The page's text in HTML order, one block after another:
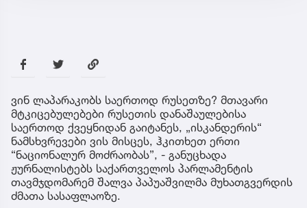
ვინ ლაპარაკობს საერთოდ რუსეთზე? მთავარი
მტკიცებულებები რუსეთის დანაშაულებისა
საერთოდ ქვეყნიდან გაიტანეს, „ისკანდერის“
ნამსხვრევები ვის მისცეს, ჰკითხეთ ერთი
“ნაციონალურ მოძრაობას”, - განუცხადა
ჟურნალისტებს საქართველოს პარლამენტის
თავმჯდომარემ შალვა პაპუაშვილმა მუხათგვერდის
ძმათა სასაფლაოზე.